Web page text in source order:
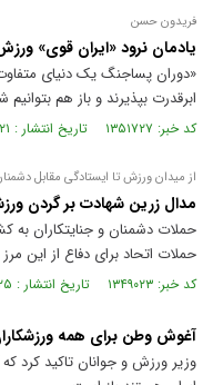
فریدون حسن
یادمان نرود «ایران قوی»
«دوران پساجنگ یک دنیای
ابرقدرت بپذیرند و باز هم
کد خبر: ۱۳۵۱۷۲۷ تاریخ انتشار : ۱۴۰۵/۰۱/۲۱
از میدان ورزش تا ایستادگی مقابل
مدال زرین شهادت بر گردن
حملات دشمنان و جنایتکاران به
حملات اتحاد برای دفاع از این
کد خبر: ۱۳۴۹۰۲۳ تاریخ انتشار : ۱۴۰۴/۱۲/۲۵
آغوش وطن برای همه
وزیر ورزش و جوانان تاکید کرد